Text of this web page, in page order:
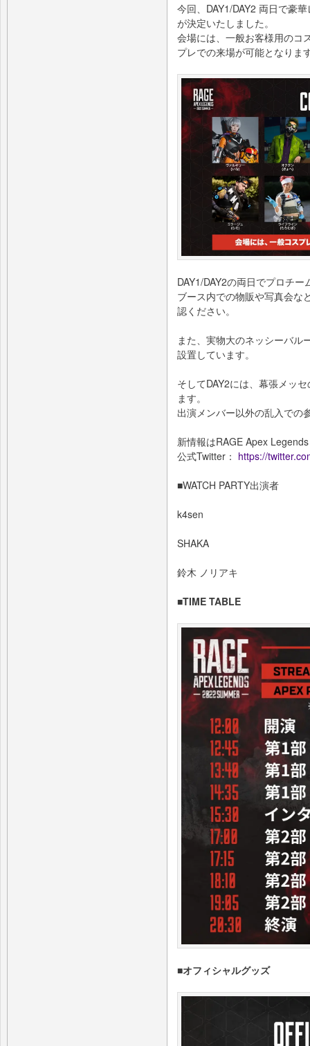
今回、DAY1/DAY2 両日で豪
が決定いたしました。
会場には、一般お客様用のコ
プレでの来場が可能となりま
DAY1/DAY2の両日でプロチ
ブース内での物販や写真会な
認ください。
また、実物大のネッシーバル
設置しています。
そしてDAY2には、幕張メッ
ます。
出演メンバー以外の乱入での
新情報はRAGE Apex
公式Twitter： https://
■WATCH PARTY出演者
k4sen
SHAKA
鈴木 ノリアキ
■TIME TABLE
■オフィシャルグッズ